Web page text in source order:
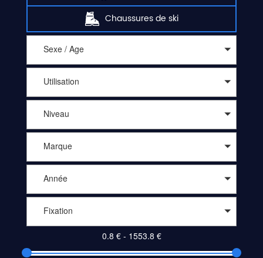
Chaussures de ski
Sexe / Age
Utilisation
Niveau
Marque
Année
Fixation